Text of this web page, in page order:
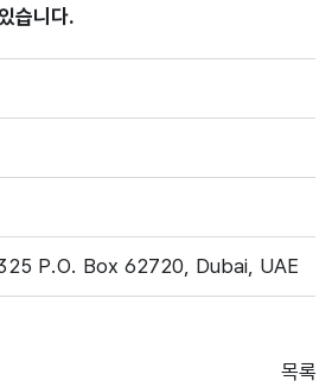
습니다.
P.O. Box 62720, Dubai, UAE
목록